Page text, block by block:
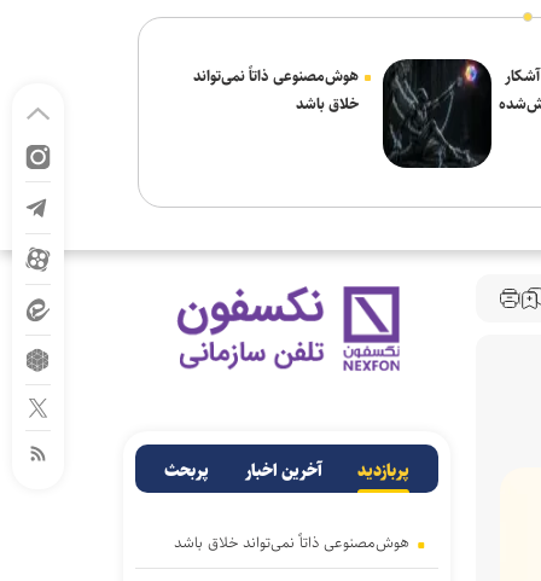
هوش‌مصنوعی ذاتاً نمی‌تواند
خلاق باشد
پربازدید آخرین اخبار پربحث
هوش‌مصنوعی ذاتاً نمی‌تواند خلاق باشد